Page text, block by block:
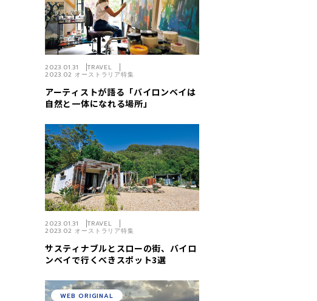
アーティストが語る「バイロンベイは
自然と一体になれる場所」
2023.01.31
TRAVEL
2023.02 オーストラリア特集
サスティナブルとスローの街、バイロ
ンベイで行くべきスポット3選
2023.01.31
TRAVEL
2023.02 オーストラリア特集
WEB ORIGINAL